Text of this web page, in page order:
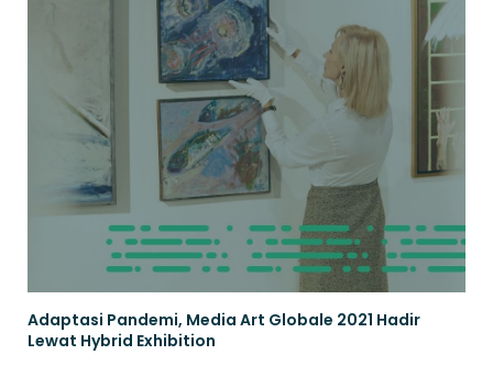
Adaptasi Pandemi, Media Art Globale 2021 Hadir
Lewat Hybrid Exhibition